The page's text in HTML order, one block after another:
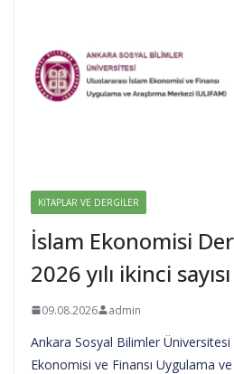
KITAPLAR VE DERGILER
İslam Ekonomisi
2026 yılı ikinci sayısı
09.08.2026 admin
Ankara Sosyal Bilimler Üniversitesi
Ekonomisi ve Finansı Uygulama